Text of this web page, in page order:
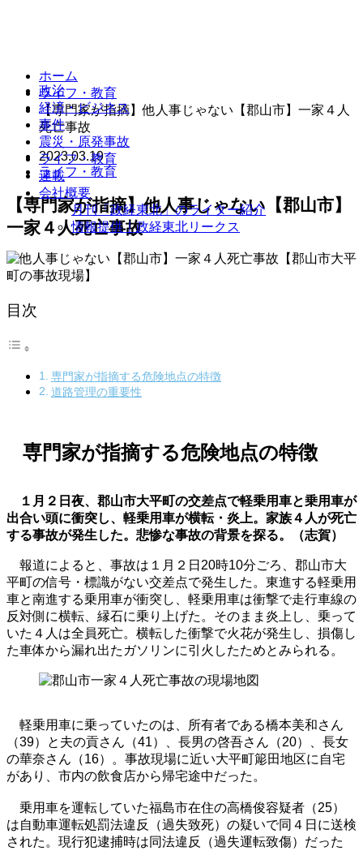
政治
経済・ビジネス
事件
震災・原発事故
ライフ・教育
連載
会社概要
月刊「政経東北」のライター紹介
情報提供｜政経東北リークス
ホーム
ライフ・教育
【専門家が指摘】他人事じゃない【郡山市】一家４人
死亡事故
2023.03.19
ライフ・教育
【専門家が指摘】他人事じゃない【郡山市】
一家４人死亡事故
目次
専門家が指摘する危険地点の特徴
道路管理の重要性
専門家が指摘する危険地点の特徴
１月２日夜、郡山市大平町の交差点で軽乗用車と乗用車が
出合い頭に衝突し、軽乗用車が横転・炎上。家族４人が死亡
する事故が発生した。悲惨な事故の背景を探る。（志賀）
報道によると、事故は１月２日20時10分ごろ、郡山市大
平町の信号・標識がない交差点で発生した。東進する軽乗用
車と南進する乗用車が衝突し、軽乗用車は衝撃で走行車線の
反対側に横転、縁石に乗り上げた。そのまま炎上し、乗って
いた４人は全員死亡。横転した衝撃で火花が発生し、損傷し
た車体から漏れ出たガソリンに引火したためとみられる。
軽乗用車に乗っていたのは、所有者である橋本美和さん
（39）と夫の貢さん（41）、長男の啓吾さん（20）、長女
の華奈さん（16）。事故現場に近い大平町簓田地区に自宅
があり、市内の飲食店から帰宅途中だった。
乗用車を運転していた福島市在住の高橋俊容疑者（25）
は自動車運転処罰法違反（過失致死）の疑いで同４日に送検
された。現行犯逮捕時は同法違反（過失運転致傷）だった